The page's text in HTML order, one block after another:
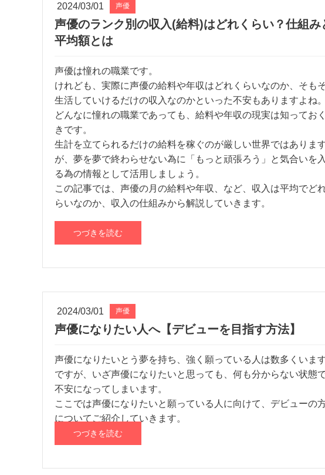
2024/03/01 声優
声優のランク別の収入(給料)はどれくらい？仕組み
平均額とは
声優は憧れの職業です。
けれども、実際に声優の給料や年収はどれくらいなのか、そも
生活していけるだけの収入なのかといった不安もありますよね。
どんなに憧れの職業であっても、給料や年収の現実は知ってお
きです。
生計を立てられるだけの給料を稼ぐのが厳しい世界ではありま
が、夢を夢で終わらせない為に「もっと頑張ろう」と気合いを
る為の情報として活用しましょう。
この記事では、声優の月の給料や年収、など、収入は平均でど
らいなのか、収入の仕組みから解説していきます。
つづきを読む
2024/03/01 声優
声優になりたい人へ【デビューを目指す方法】
声優になりたいとう夢を持ち、強く願っている人は数多くいます
ですが、いざ声優になりたいと思っても、何も分からない状態
不安になってしまいます。
ここでは声優になりたいと願っている人に向けて、デビューの
についてご紹介していきます。
つづきを読む